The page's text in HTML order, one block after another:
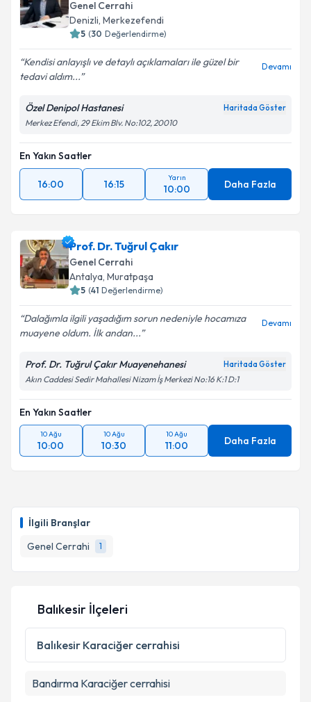
İlgili Branşlar
Genel Cerrahi
1
Takvim Talebini Gönder
için bir takvim hazırlandığında e-posta ile
bilgilendireceğiz.
E-posta Adresiniz
Kişisel verilerimin işlenmesine ilişkin
kapsamda işlenmesini kabul ediyorum.
Takvim Talebini Gönder
Genel Cerrahi
Denizli, Merkezefendi
5 (30 Değerlendirme)
Kendisi anlayışlı ve detaylı açıklamaları ile güzel bir
tedavi aldım...
Devamı
Özel Denipol Hastanesi Haritada Göster
Merkez Efendi, 29 Ekim Blv. No:102, 20010
En Yakın Saatler
16:00 16:15
Yarın
10:00 Daha Fazla
Prof. Dr. Tuğrul Çakır
Genel Cerrahi
Antalya, Muratpaşa
5 (41 Değerlendirme)
Dalağımla ilgili yaşadığım sorun nedeniyle hocamıza
muayene oldum. İlk andan...
Devamı
Prof. Dr. Tuğrul Çakır Muayenehanesi Haritada Göster
Akın Caddesi Sedir Mahallesi Nizam İş Merkezi No:16 K:1 D:1
En Yakın Saatler
10 Ağu
10:00
10 Ağu
10:30
10 Ağu
11:00 Daha Fazla
Balıkesir İlçeleri
Balıkesir Karaciğer cerrahisi
Bandırma Karaciğer cerrahisi